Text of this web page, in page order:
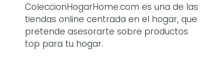
ColeccionHogarHome.com es una de las
tiendas online centrada en el hogar, que
pretende asesorarte sobre productos
top para tu hogar.